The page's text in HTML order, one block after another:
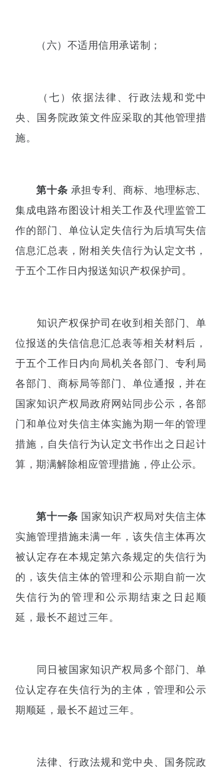
（六）不适用信用承诺制；
（七）依据法律、行政法规和党中
央、国务院政策文件应采取的其他管理措
施。
第十条 承担专利、商标、地理标志、
集成电路布图设计相关工作及代理监管工
作的部门、单位认定失信行为后填写失信
信息汇总表，附相关失信行为认定文书，
于五个工作日内报送知识产权保护司。
知识产权保护司在收到相关部门、单
位报送的失信信息汇总表等相关材料后，
于五个工作日内向局机关各部门、专利局
各部门、商标局等部门、单位通报，并在
国家知识产权局政府网站同步公示，各部
门和单位对失信主体实施为期一年的管理
措施，自失信行为认定文书作出之日起计
算，期满解除相应管理措施，停止公示。
第十一条 国家知识产权局对失信主体
实施管理措施未满一年，该失信主体再次
被认定存在本规定第六条规定的失信行为
的，该失信主体的管理和公示期自前一次
失信行为的管理和公示期结束之日起顺
延，最长不超过三年。
同日被国家知识产权局多个部门、单
位认定存在失信行为的主体，管理和公示
期顺延，最长不超过三年。
法律、行政法规和党中央、国务院政